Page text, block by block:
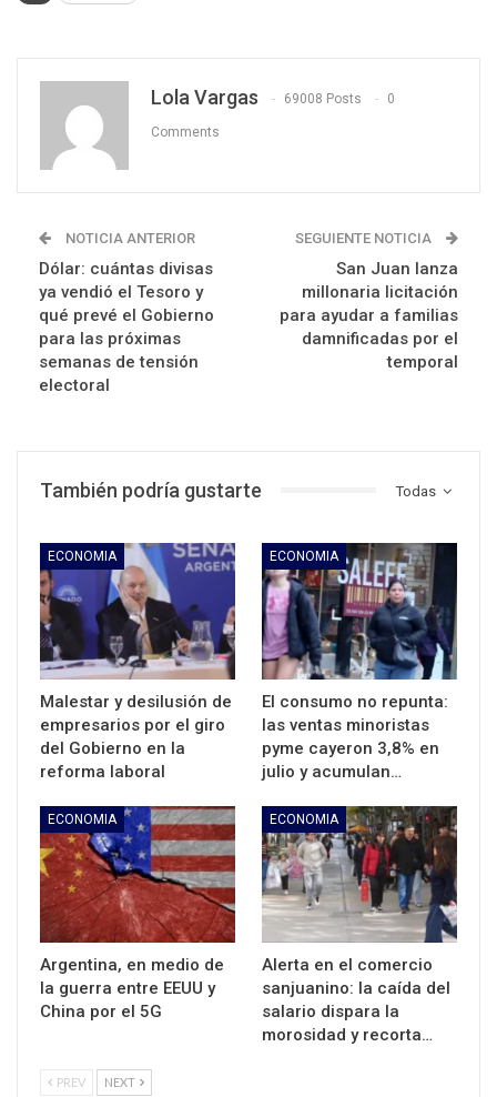
Lola Vargas 69008 Posts 0
Comments
NOTICIA ANTERIOR
Dólar: cuántas divisas
ya vendió el Tesoro y
qué prevé el Gobierno
para las próximas
semanas de tensión
electoral
SEGUIENTE NOTICIA
San Juan lanza
millonaria licitación
para ayudar a familias
damnificadas por el
temporal
Todas
También podría gustarte
ECONOMIA
Malestar y desilusión de
empresarios por el giro
del Gobierno en la
reforma laboral
ECONOMIA
El consumo no repunta:
las ventas minoristas
pyme cayeron 3,8% en
julio y acumulan…
ECONOMIA
Argentina, en medio de
la guerra entre EEUU y
China por el 5G
ECONOMIA
Alerta en el comercio
sanjuanino: la caída del
salario dispara la
morosidad y recorta…
PREV NEXT